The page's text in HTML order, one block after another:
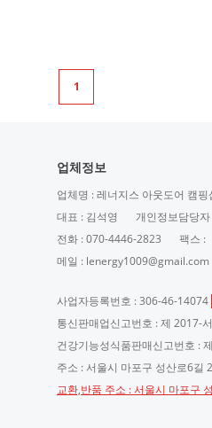
1
업체정보
업체명 : 레너지스 아웃도어 캠
대표 : 김석영
개인정보담당자
전화 : 070-4446-2823
팩스 :
메일 : lenergy1009@gmail.com
사업자등록번호 : 306-46-14074
통신판매업신고번호 : 제 2017-
건강기능성식품판매신고번호 :
주소 : 서울시 마포구 성산로6길
교환,반품 주소 : 서울시 마포구